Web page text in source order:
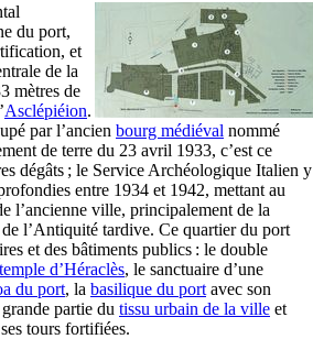
du port,
et
de la
mètres de
Asclépiéion.
par l’ancien bourg médiéval nommé
de terre du 23 avril 1933, c’est ce
dégâts ; le Service Archéologique Italien y
entre 1934 et 1942, mettant au
l’ancienne ville, principalement de la
l’Antiquité tardive. Ce quartier du port
et des bâtiments publics : le double
temple d’Héraclès, le sanctuaire d’une
du port, la basilique du port avec son
partie du tissu urbain de la ville et
tours fortifiées.